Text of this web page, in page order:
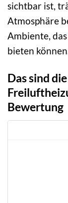
sichtbar ist,
Atmosphäre
Ambiente, das
bieten
Das sind
Bewertung